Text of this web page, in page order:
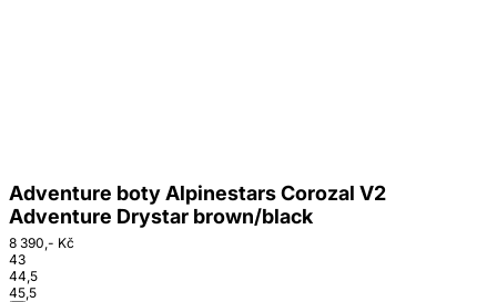
Adventure boty Alpinestars Corozal V2
Adventure Drystar brown/black
8 390,- Kč
43
44,5
45,5